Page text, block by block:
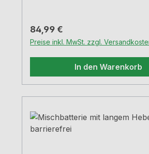
passenden barrierefreien flachen
SpülenFlache Spülen
Regulärer Preis:
84,99 €
Preise inkl. MwSt. zzgl.
In den Warenkorb